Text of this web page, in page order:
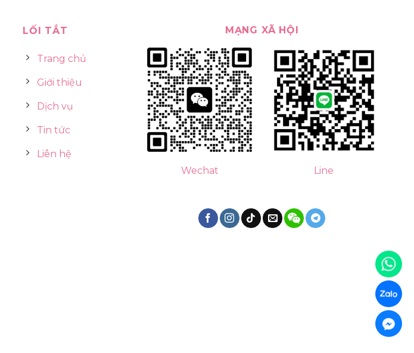
LỐI TẮT
Trang chủ
Giới thiệu
Dịch vụ
Tin tức
Liên hệ
MẠNG XÃ HỘI
Wechat Line